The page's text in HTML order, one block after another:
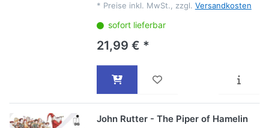
* Preise inkl. MwSt., zzgl. Versandkosten
sofort lieferbar
21,99 € *
John Rutter - The Piper of Hamelin